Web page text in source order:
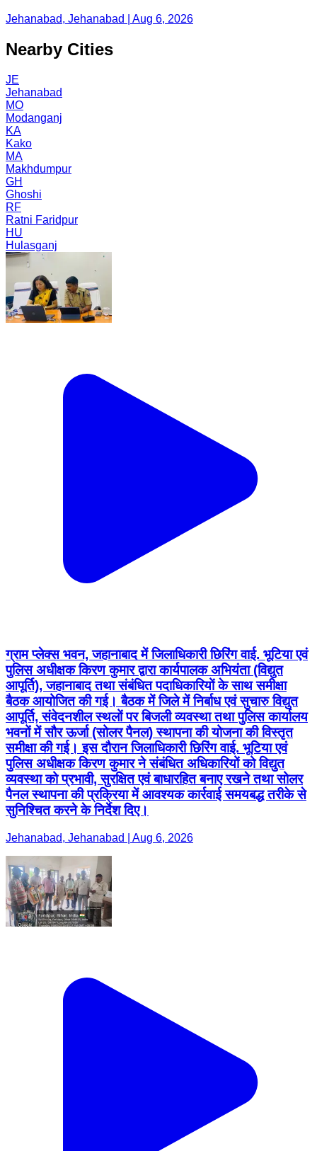
Jehanabad, Jehanabad | Aug 6, 2026
Nearby Cities
JE
Jehanabad
MO
Modanganj
KA
Kako
MA
Makhdumpur
GH
Ghoshi
RF
Ratni Faridpur
HU
Hulasganj
ग्राम प्लेक्स भवन, जहानाबाद में जिलाधिकारी छिरिंग वाई. भूटिया एवं
पुलिस अधीक्षक किरण कुमार द्वारा कार्यपालक अभियंता (विद्युत
आपूर्ति), जहानाबाद तथा संबंधित पदाधिकारियों के साथ समीक्षा
बैठक आयोजित की गई। बैठक में जिले में निर्बाध एवं सुचारु विद्युत
आपूर्ति, संवेदनशील स्थलों पर बिजली व्यवस्था तथा पुलिस कार्यालय
भवनों में सौर ऊर्जा (सोलर पैनल) स्थापना की योजना की विस्तृत
समीक्षा की गई। इस दौरान जिलाधिकारी छिरिंग वाई. भूटिया एवं
पुलिस अधीक्षक किरण कुमार ने संबंधित अधिकारियों को विद्युत
व्यवस्था को प्रभावी, सुरक्षित एवं बाधारहित बनाए रखने तथा सोलर
पैनल स्थापना की प्रक्रिया में आवश्यक कार्रवाई समयबद्ध तरीके से
सुनिश्चित करने के निर्देश दिए।
Jehanabad, Jehanabad | Aug 6, 2026